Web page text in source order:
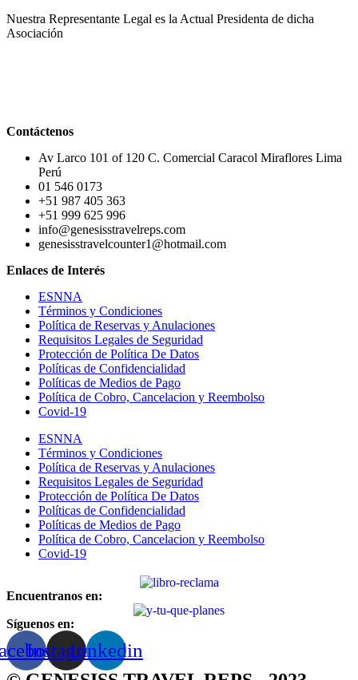
Nuestra Representante Legal es la Actual Presidenta de dicha
Asociación
Contáctenos
Av Larco 101 of 120 C. Comercial Caracol Miraflores Lima
Perú
01 546 0173
+51 987 405 363
+51 999 625 996
info@genesisstravelreps.com
genesisstravelcounter1@hotmail.com
Enlaces de Interés
ESNNA
Términos y Condiciones
Política de Reservas y Anulaciones
Requisitos Legales de Seguridad
Protección de Política De Datos
Políticas de Confidencialidad
Políticas de Medios de Pago
Política de Cobro, Cancelacion y Reembolso
Covid-19
ESNNA
Términos y Condiciones
Política de Reservas y Anulaciones
Requisitos Legales de Seguridad
Protección de Política De Datos
Políticas de Confidencialidad
Políticas de Medios de Pago
Política de Cobro, Cancelacion y Reembolso
Covid-19
Encuentranos en:
Síguenos en:
InstagramLinkedin